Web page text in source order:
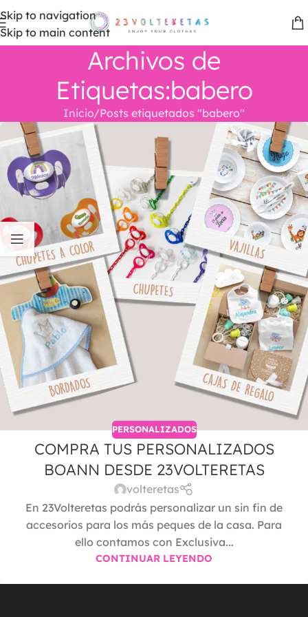
Skip to navigation
Skip to main content
Archivos de
Etiquetas:babero
Inicio Posts etiquetados "babero"
PERSONALIZADOS
COMPRA TUS PERSONALIZADOS
BOANN DESDE 23VOLTERETAS
volteretas
En 23Volteretas podrás personalizar un sin fin de
accesorios para los más peques de la casa. Para
ello contamos con Exclusiva...
CONTINUAR LEYENDO